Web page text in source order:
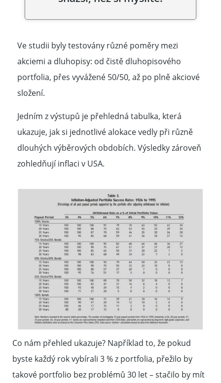
Ve studii byly testovány různé poměry mezi
akciemi a dluhopisy: od čistě dluhopisového
portfolia, přes vyvážené 50/50, až po plně akciové
složení.
Jedním z výstupů je přehledná tabulka, která
ukazuje, jak si jednotlivé alokace vedly při různě
dlouhých výběrových obdobích. Výsledky zároveň
zohledňují inflaci v USA.
Co nám přehled ukazuje? Například to, že pokud
byste každý rok vybírali 3 % z portfolia, přežilo by
takové portfolio bez problémů 30 let – stačilo by mít